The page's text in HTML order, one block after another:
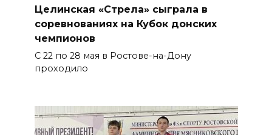
Целинская «Стрела» сыграла в
соревнованиях на Кубок донских
чемпионов
С 22 по 28 мая в Ростове-на-Дону
проходило